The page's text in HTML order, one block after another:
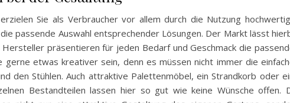
Sie als Verbraucher vor allem durch die Nutzung
passende Auswahl entsprechender Lösungen. Der Markt lässt
präsentieren für jeden Bedarf und Geschmack die
gerne etwas kreativer sein, denn es müssen nicht immer die
den Stühlen. Auch attraktive Palettenmöbel, ein Strandkorb oder
Bestandteilen lassen hier so gut wie keine Wünsche offen.